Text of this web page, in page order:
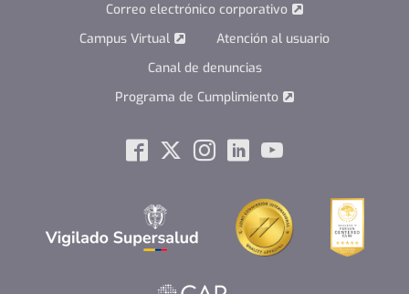
Correo electrónico corporativo
Campus Virtual
Atención al usuario
Canal de denuncias
Programa de Cumplimiento